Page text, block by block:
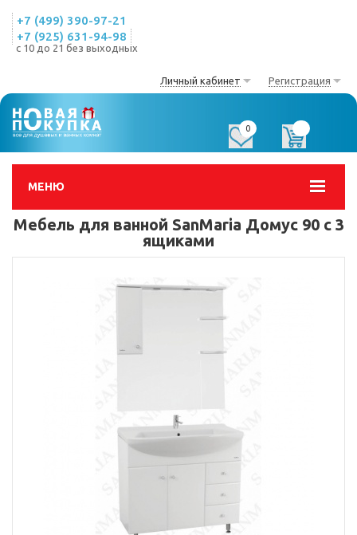
+7 (499) 390-97-21
+7 (925) 631-94-98
с 10 до 21 без выходных
Личный кабинет Регистрация
МЕНЮ
0
Мебель для ванной SanMaria Домус 90 с 3
ящиками